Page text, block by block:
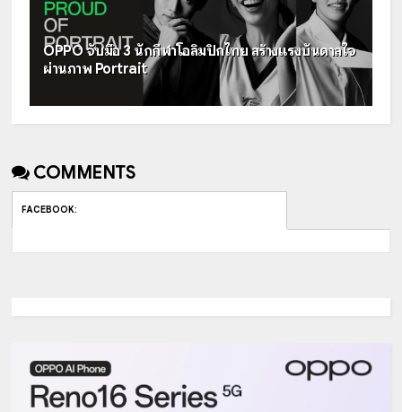
OPPO จับมือ 3 นักกีฬาโอลิมปิกไทย สร้างแรงบันดาลใจ
ผ่านภาพ Portrait
COMMENTS
FACEBOOK: